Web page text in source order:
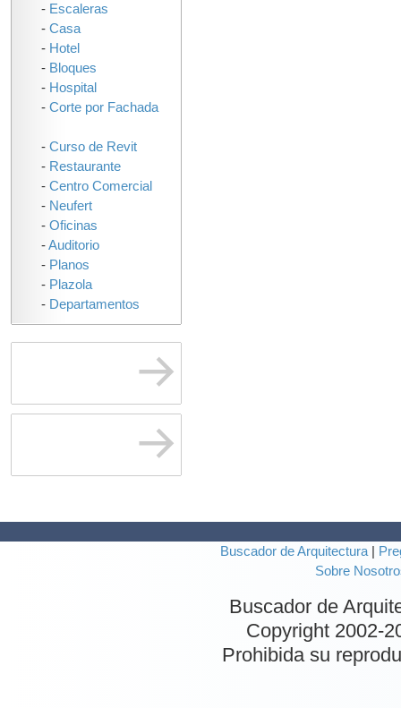
Buscador de Arquitectura
Sobre
Buscador de
Copyright 2002-
Prohibida su
- Escaleras
- Casa
- Hotel
- Bloques
- Hospital
- Corte por Fachada
- Curso de Revit
- Restaurante
- Centro Comercial
- Neufert
- Oficinas
-Auditorio
- Planos
- Plazola
- Departamentos